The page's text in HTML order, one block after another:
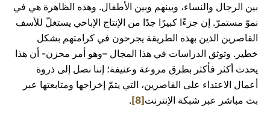
بين الرجال والنساء، وبينهم وبين الأطفال. وهذه الظاهرة هي في
نموّ مستمرّ. إن جزءًا كبيرًا جدًا من الإنتاج الإباحي يستغلّ للأسف
القاصرين الذين بهذه الطريقة يجرحون في كرامتهم بشكل
خطير. وتوثق الدراسات في هذا المجال –وهو أمر محزن- أن هذا
يحدث أكثر فأكثر بطرق مروعة وعنيفة؛ إننا نصل إلى ذروة
أعمال الاعتداء على القاصرين، التي يتمّ إخراجها ومتابعتها عبر
بث مباشر عبر شبكة الإنترنت[8]
.